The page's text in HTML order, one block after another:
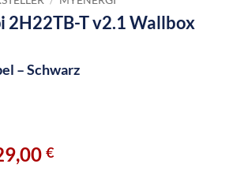
2H22TB-T v2.1 Wallbox
– Schwarz
€